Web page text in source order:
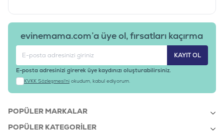
evinemama.com’a üye ol, fırsatları kaçırma
KAYIT OL
E-posta adresinizi girerek üye kaydınızı oluşturabilirsiniz.
KVKK Sözleşmesi'ni okudum, kabul ediyorum.
POPÜLER MARKALAR
POPÜLER KATEGORILER